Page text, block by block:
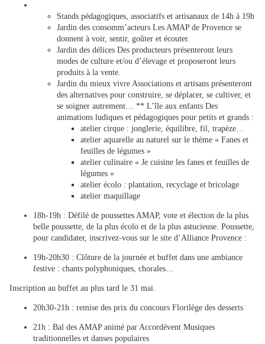
Stands pédagogiques, associatifs et artisanaux de 14h à 19h
Jardin des consomm’acteurs Les AMAP de Provence se
donnent à voir, sentir, goûter et écouter.
Jardin des délices Des producteurs présenteront leurs
modes de culture et/ou d’élevage et proposeront leurs
produits à la vente.
Jardin du mieux vivre Associations et artisans présenteront
des alternatives pour construire, se déplacer, se cultiver, et
se soigner autrement… ** L’île aux enfants Des
animations ludiques et pédagogiques pour petits et grands :
atelier cirque : jonglerie, équilibre, fil, trapèze…
atelier aquarelle au naturel sur le thème « Fanes et
feuilles de légumes »
atelier culinaire « Je cuisine les fanes et feuilles de
légumes »
atelier écolo : plantation, recyclage et bricolage
atelier maquillage
18h-19h : Défilé de poussettes AMAP, vote et élection de la plus
belle poussette, de la plus écolo et de la plus astucieuse. Poussette,
pour candidater, inscrivez-vous sur le site d’Alliance Provence :
19h-20h30 : Clôture de la journée et buffet dans une ambiance
festive : chants polyphoniques, chorales…
Inscription au buffet au plus tard le 31 mai.
20h30-21h : remise des prix du concours Florilège des desserts
21h : Bal des AMAP animé par Accordévent Musiques
traditionnelles et danses populaires